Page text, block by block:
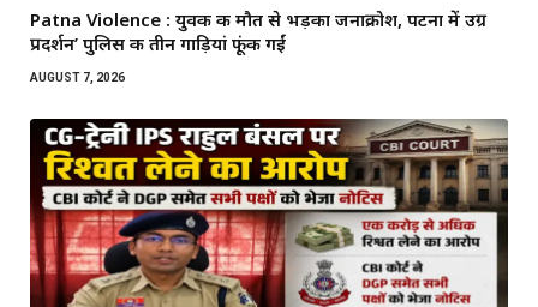
Patna Violence : युवक की मौत से भड़का जनाक्रोश, पटना में उग्र
प्रदर्शन’ पुलिस की तीन गाड़ियां फूंकी गईं
AUGUST 7, 2026